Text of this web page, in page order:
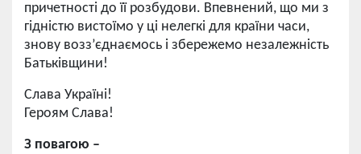
причетності до її розбудови. Впевнений, що ми з
гідністю вистоїмо у ці нелегкі для країни часи,
знову возз’єднаємось і збережемо незалежність
Батьківщини!
Слава Україні!
Героям Слава!
З повагою –